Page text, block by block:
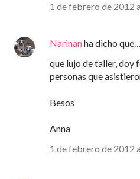
1 de febrero de 2012
Narinanha dicho que…
que lujo de taller, doy
personas que
Besos
Anna
1 de febrero de 2012